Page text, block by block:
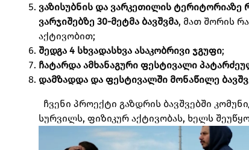
ვაზისუბნის და ვარკეთილის
ვარჯიშებზე 30-მეტმა ბავშვმა, მათ შორის
აქტივობით;
შედგა 4 სხვადასხვა ასაკობრივი ჯგუფი;
ჩატარდა ამხანაგური ფესტივალი
დამზადდა და ფესტივალში მონაწილე
ჩვენი პროექტი გაზდრის ბავშვებში
სურვილს, ფიზიკურ აქტივობას, ხელს